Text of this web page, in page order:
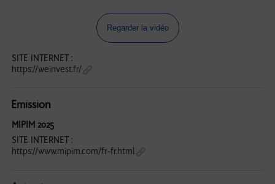
Regarder la vidéo
SITE INTERNET :
https://weinvest.fr/
Emission
MIPIM 2025
SITE INTERNET :
https://www.mipim.com/fr-fr.html